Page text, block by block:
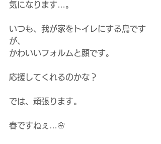
気になります…。
いつも、我が家をトイレにする鳥です
が、
かわいいフォルムと顔です。
応援してくれるのかな？
では、頑張ります。
春ですねぇ…🌸